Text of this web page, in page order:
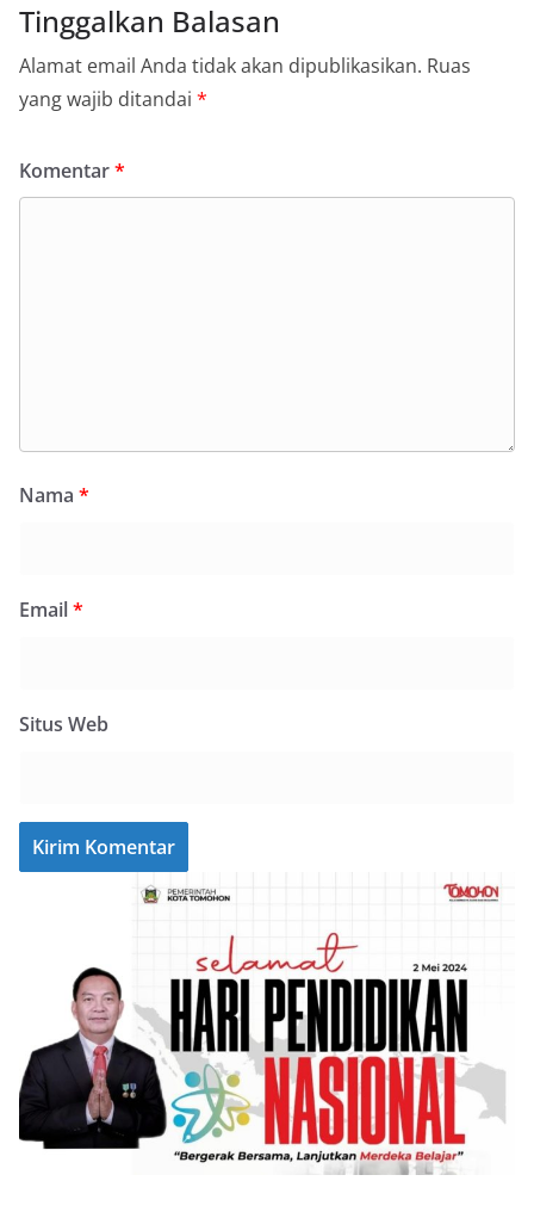
Tinggalkan Balasan
Alamat email Anda tidak akan dipublikasikan. Ruas
yang wajib ditandai *
Komentar*
Nama *
Email*
Situs Web